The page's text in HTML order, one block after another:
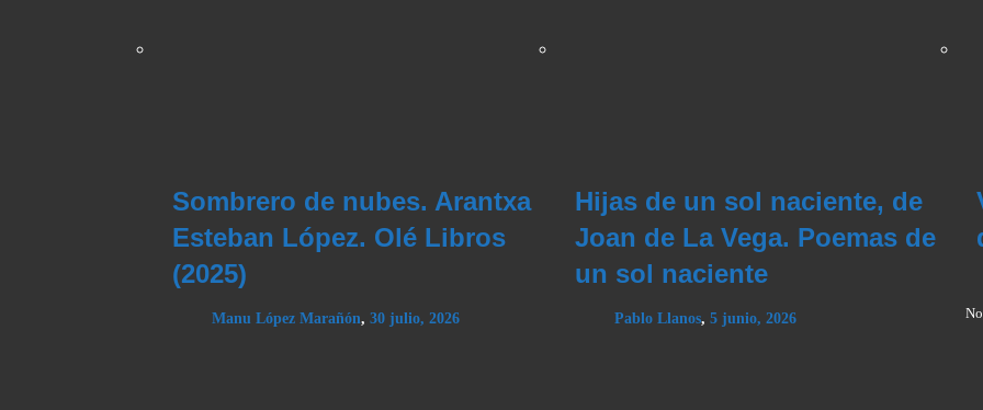
Sombrero de nubes. Arantxa
Esteban López. Olé Libros
(2025)
Manu López Marañón, 30 julio, 2026
Hijas de un sol naciente, de
Joan de La Vega. Poemas de
un sol naciente
Pablo Llanos, 5 junio, 2026